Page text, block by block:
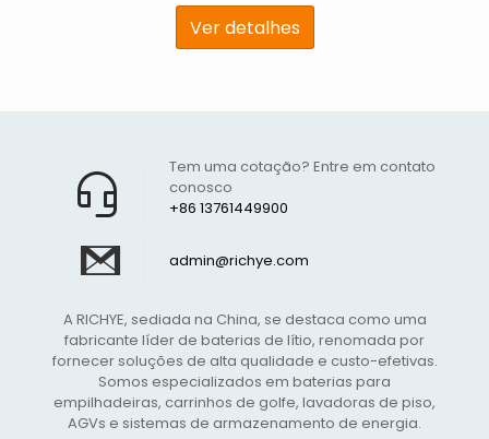
Ver detalhes
+86 13761449900
Tem uma cotação? Entre em contato
conosco
admin@richye.com
A RICHYE, sediada na China, se destaca como uma
fabricante líder de baterias de lítio, renomada por
fornecer soluções de alta qualidade e custo-efetivas.
Somos especializados em baterias para
empilhadeiras, carrinhos de golfe, lavadoras de piso,
AGVs e sistemas de armazenamento de energia.